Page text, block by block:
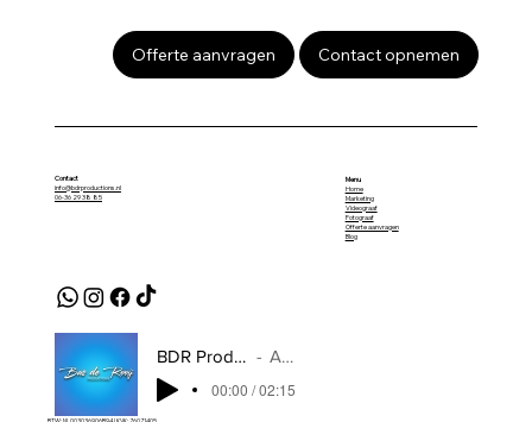
Offerte aanvragen Contact opnemen
Contact
info@bdrproductions.nl
06-36 29 38 85
Menu
Home
Marketing
Videograaf
Fotograaf
Offerte aanvragen
Blog
BDR Productions - Voor Jou
Artist Name
00:00 / 02:15
BTW: NL003036906B94 | KVK: 76071405